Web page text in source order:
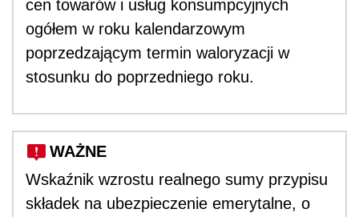
cen towarów i usług konsumpcyjnych
ogółem w roku kalendarzowym
poprzedzającym termin waloryzacji w
stosunku do poprzedniego roku.
WAŻNE
Wskaźnik wzrostu realnego sumy przypisu
składek na ubezpieczenie emerytalne, o